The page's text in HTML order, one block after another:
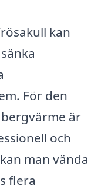
kan
För den
är
och
man vända
flera